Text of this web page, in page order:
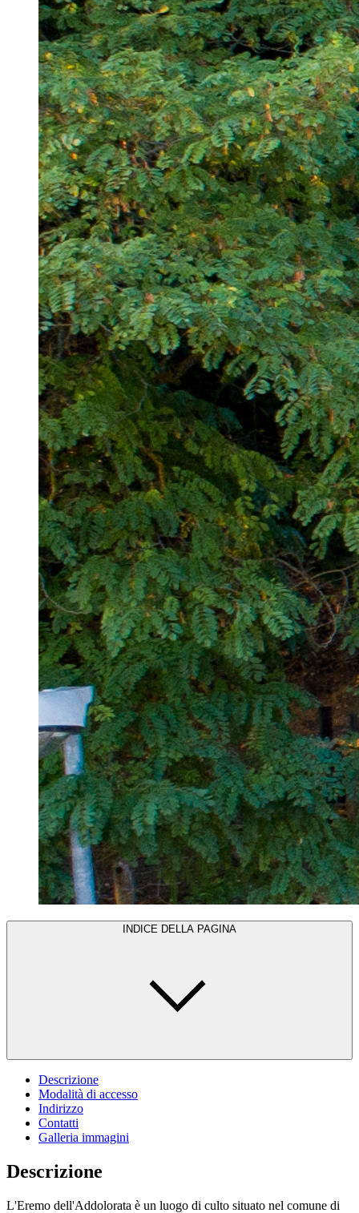
INDICE DELLA PAGINA
Descrizione
Modalità di accesso
Indirizzo
Contatti
Galleria immagini
Descrizione
L'Eremo dell'Addolorata è un luogo di culto situato nel comune di